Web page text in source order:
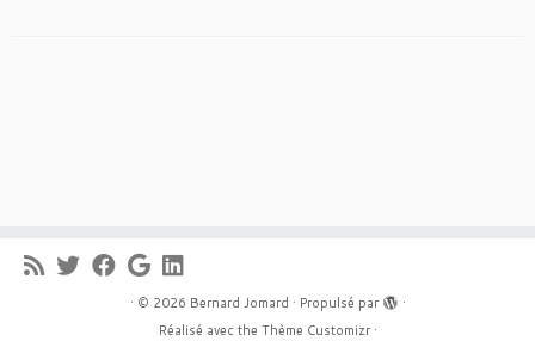
· © 2026 Bernard Jomard · Propulsé par
·
Réalisé avec the Thème Customizr·